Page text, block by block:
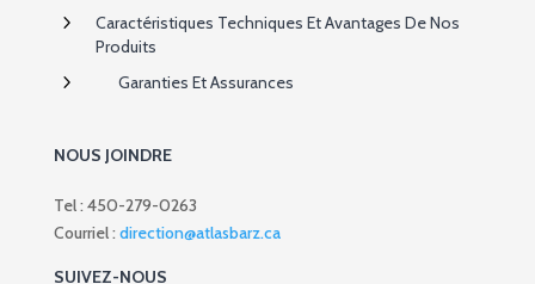
5
Caractéristiques Techniques Et Avantages De Nos
Produits
5 Garanties Et Assurances
NOUS JOINDRE
Tel : 450-279-0263
Courriel : direction@atlasbarz.ca
SUIVEZ-NOUS